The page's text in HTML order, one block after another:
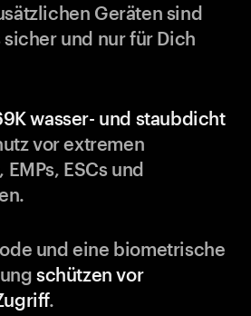
Geräten sind
und nur für Dich
wasser- und staubdicht
vor extremen
ESCs und
und eine biometrische
schützen vor
.